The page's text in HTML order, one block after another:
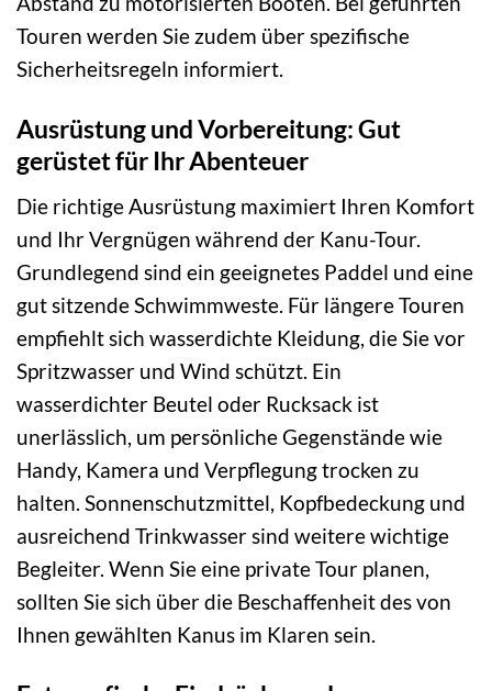
Touren werden Sie zudem über spezifische
Sicherheitsregeln informiert.
Ausrüstung und Vorbereitung: Gut
gerüstet für Ihr Abenteuer
Die richtige Ausrüstung maximiert Ihren Komfort
und Ihr Vergnügen während der Kanu-Tour.
Grundlegend sind ein geeignetes Paddel und eine
gut sitzende Schwimmweste. Für längere Touren
empfiehlt sich wasserdichte Kleidung, die Sie vor
Spritzwasser und Wind schützt. Ein
wasserdichter Beutel oder Rucksack ist
unerlässlich, um persönliche Gegenstände wie
Handy, Kamera und Verpflegung trocken zu
halten. Sonnenschutzmittel, Kopfbedeckung und
ausreichend Trinkwasser sind weitere wichtige
Begleiter. Wenn Sie eine private Tour planen,
sollten Sie sich über die Beschaffenheit des von
Ihnen gewählten Kanus im Klaren sein.